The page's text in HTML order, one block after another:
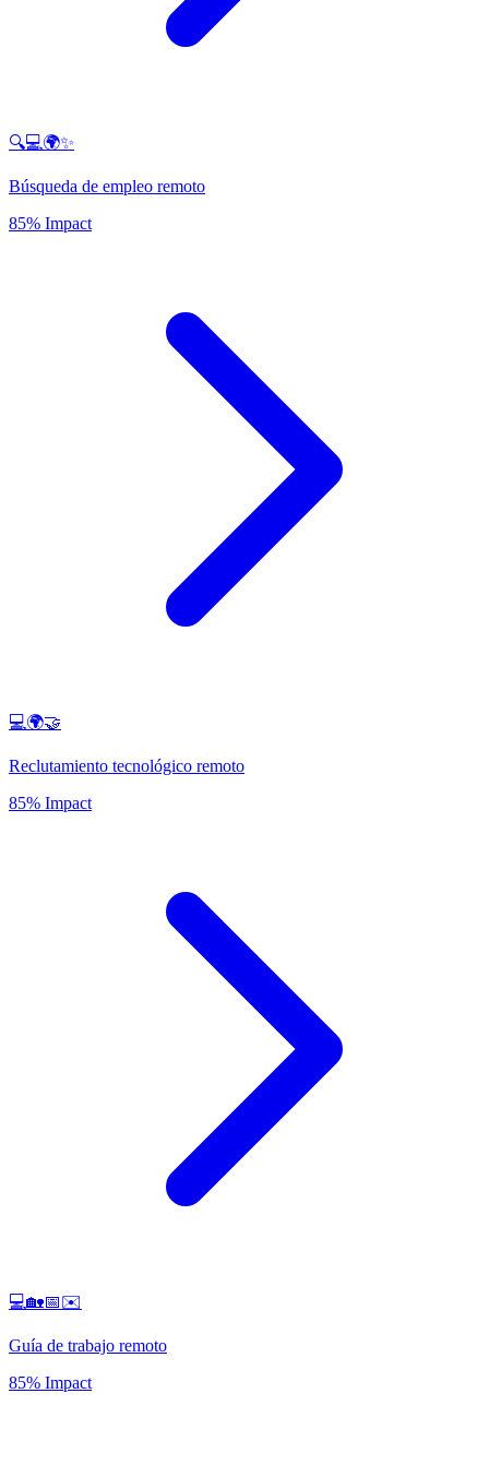
🔍💻🌍✨
Búsqueda de empleo remoto
85% Impact
💻🌍🤝
Reclutamiento tecnológico remoto
85% Impact
💻🏡📅✉️
Guía de trabajo remoto
85% Impact